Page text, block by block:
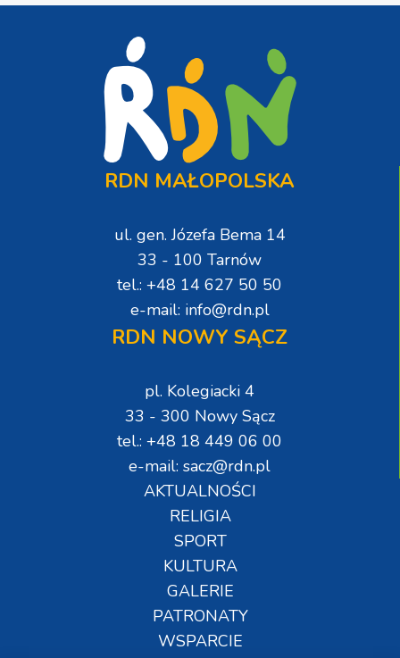
RDN MAŁOPOLSKA
ul. gen. Józefa Bema 14
33 - 100 Tarnów
tel.: +48 14 627 50 50
e-mail: info@rdn.pl
RDN NOWY SĄCZ
pl. Kolegiacki 4
33 - 300 Nowy Sącz
tel.: +48 18 449 06 00
e-mail: sacz@rdn.pl
AKTUALNOŚCI
RELIGIA
SPORT
KULTURA
GALERIE
PATRONATY
WSPARCIE